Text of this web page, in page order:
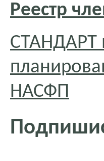
Реестр
СТАНДАРТ
НАСФП